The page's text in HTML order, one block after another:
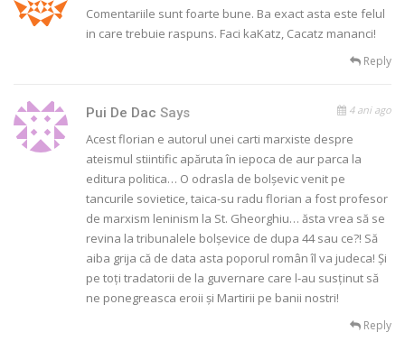
Comentariile sunt foarte bune. Ba exact asta este felul
in care trebuie raspuns. Faci kaKatz, Cacatz mananci!
Reply
Pui De Dac Says 4 ani ago
Acest florian e autorul unei carti marxiste despre
ateismul stiintific apăruta în iepoca de aur parca la
editura politica… O odrasla de bolșevic venit pe
tancurile sovietice, taica-su radu florian a fost profesor
de marxism leninism la St. Gheorghiu… ăsta vrea să se
revina la tribunalele bolșevice de dupa 44 sau ce?! Să
aiba grija că de data asta poporul român îl va judeca! Și
pe toți tradatorii de la guvernare care l-au susținut să
ne ponegreasca eroii și Martirii pe banii nostri!
Reply